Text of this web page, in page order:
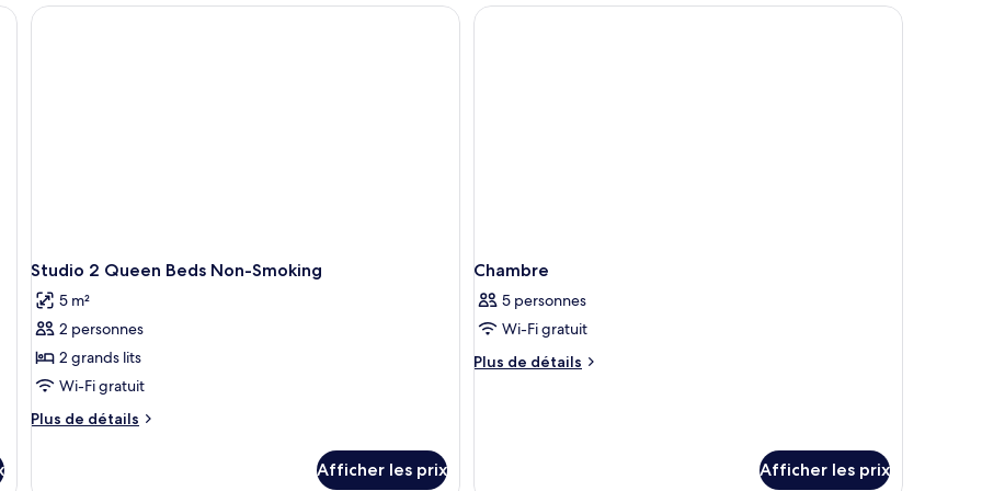
fumeur,
fumeur,
aux
grands
Studio 2 Queen Beds Non-Smoking
5 m²
2 personnes
2 grands lits
Wi-Fi gratuit
Plus de détails
Plus
Afficher les prix
Chambre
5 personnes
Wi-Fi gratuit
Plus de détails
Plus
Afficher les prix